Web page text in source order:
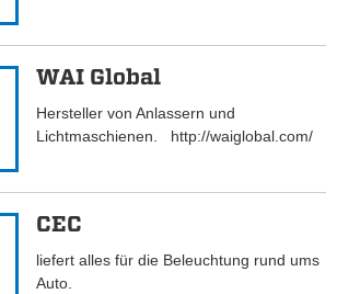
WAI Global
Hersteller von Anlassern und
Lichtmaschienen. http://waiglobal.com/
CEC
liefert alles für die Beleuchtung rund ums
Auto.